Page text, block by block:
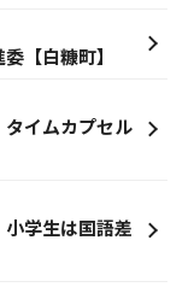
【白糠町】
イムカプセル
学生は国語差